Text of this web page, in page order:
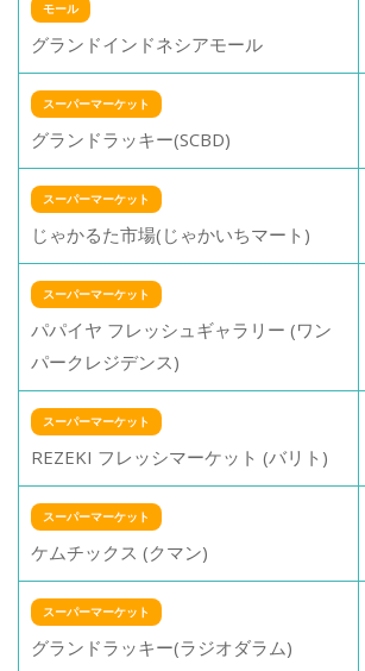
モール
グランドインドネシアモール
スーパーマーケット
グランドラッキー(SCBD)
スーパーマーケット
じゃかるた市場(じゃかいちマート)
スーパーマーケット
パパイヤ フレッシュギャラリー (ワン
パークレジデンス)
スーパーマーケット
REZEKI フレッシマーケット (バリト)
スーパーマーケット
ケムチックス (クマン)
スーパーマーケット
グランドラッキー(ラジオダラム)